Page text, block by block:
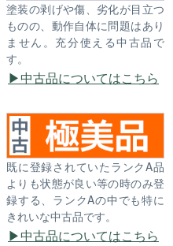
塗装の剥げや傷、劣化が目立つ
ものの、動作自体に問題はあり
ません。充分使える中古品で
す。
中古品についてはこちら
既に登録されていたランクA品
よりも状態が良い等の時のみ登
録する、ランクAの中でも特に
きれいな中古品です。
中古品についてはこちら